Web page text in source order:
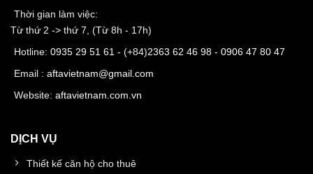
Thời gian làm việc:
Từ thứ 2 -> thứ 7, (Từ 8h - 17h)
Hotline: 0935 29 51 61 - (+84)2363 62 46 98 - 0906 47 80 47
Email : aftavietnam@gmail.com
Website: aftavietnam.com.vn
DỊCH VỤ
Thiết kế căn hộ cho thuê